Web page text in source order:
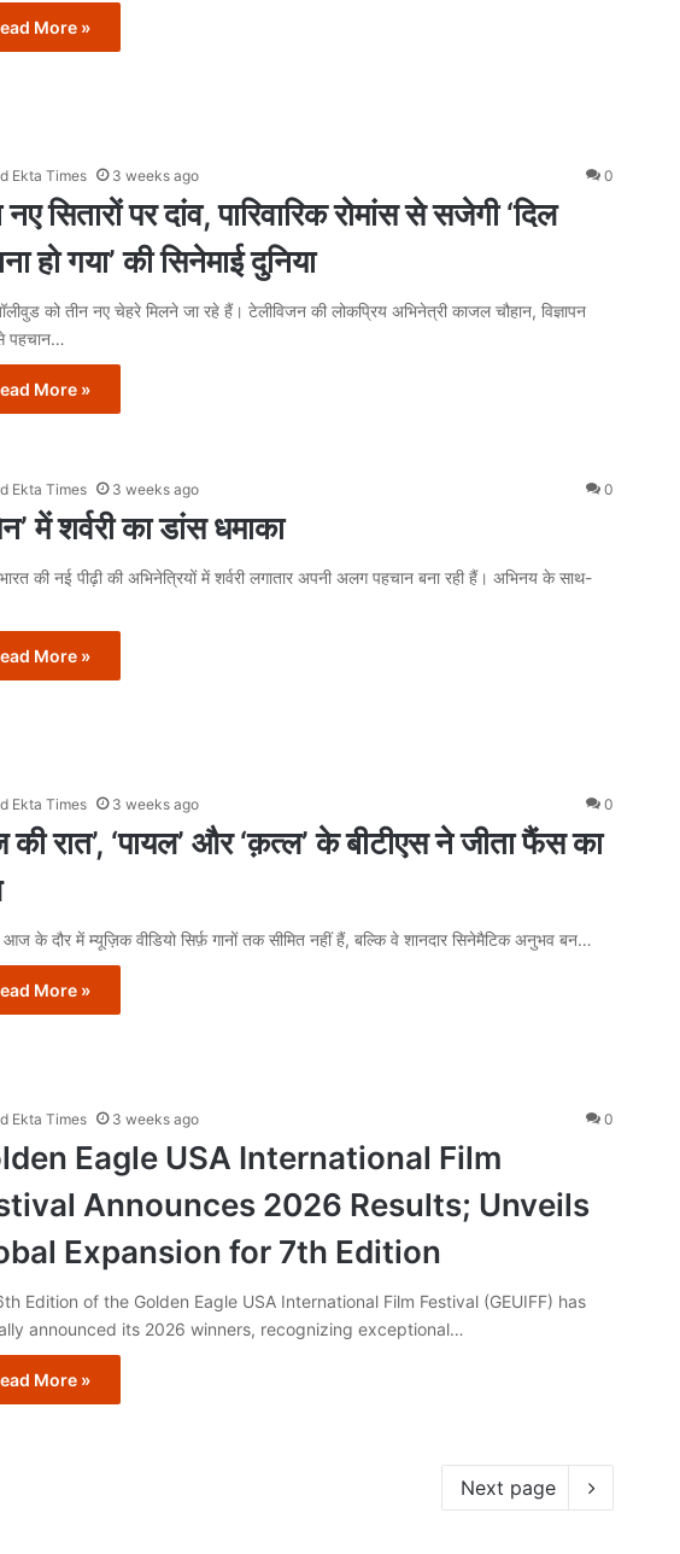
More »
Ekta Times 3 weeks ago 0
सितारों पर दांव, पारिवारिक रोमांस से सजेगी ‘दिल
हो गया’ की सिनेमाई दुनिया
को तीन नए चेहरे मिलने जा रहे हैं। टेलीविजन की लोकप्रिय अभिनेत्री काजल चौहान, विज्ञापन
पहचान…
More »
Ekta Times 3 weeks ago 0
में शर्वरी का डांस धमाका
की नई पीढ़ी की अभिनेत्रियों में शर्वरी लगातार अपनी अलग पहचान बना रही हैं। अभिनय के साथ-
More »
Ekta Times 3 weeks ago 0
रात’, ‘पायल’ और ‘क़त्ल’ के बीटीएस ने जीता फैंस का
के दौर में म्यूज़िक वीडियो सिर्फ़ गानों तक सीमित नहीं हैं, बल्कि वे शानदार सिनेमैटिक अनुभव बन…
More »
Ekta Times 3 weeks ago 0
Eagle USA International Film
Announces 2026 Results; Unveils
Expansion for 7th Edition
Edition of the Golden Eagle USA International Film Festival (GEUIFF) has
announced its 2026 winners, recognizing exceptional…
More »
Next page